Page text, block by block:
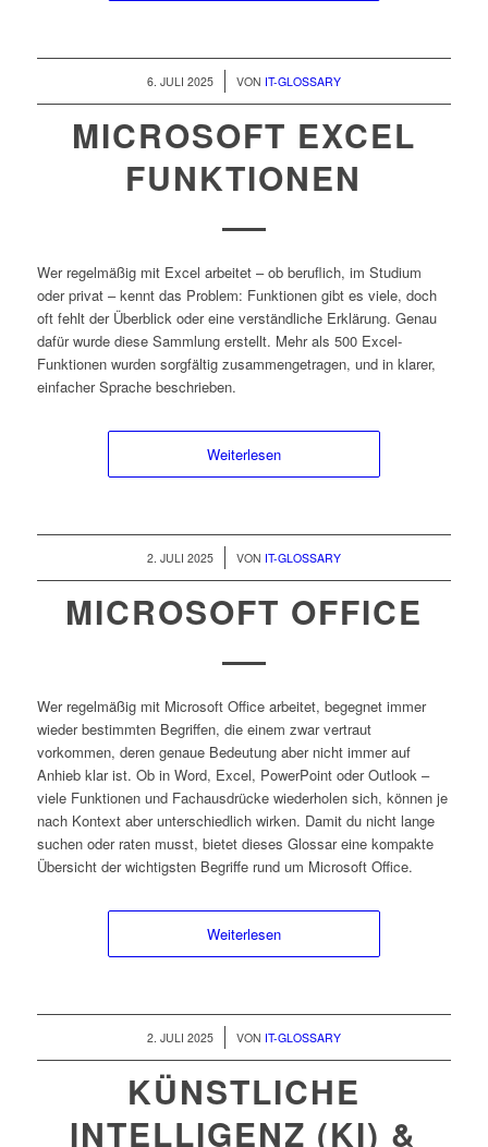
6. JULI 2025 VON IT-GLOSSARY
MICROSOFT EXCEL
FUNKTIONEN
Wer regelmäßig mit Excel arbeitet – ob beruflich, im Studium
oder privat – kennt das Problem: Funktionen gibt es viele, doch
oft fehlt der Überblick oder eine verständliche Erklärung. Genau
dafür wurde diese Sammlung erstellt. Mehr als 500 Excel-
Funktionen wurden sorgfältig zusammengetragen, und in klarer,
einfacher Sprache beschrieben.
Weiterlesen
2. JULI 2025 VON IT-GLOSSARY
MICROSOFT OFFICE
Wer regelmäßig mit Microsoft Office arbeitet, begegnet immer
wieder bestimmten Begriffen, die einem zwar vertraut
vorkommen, deren genaue Bedeutung aber nicht immer auf
Anhieb klar ist. Ob in Word, Excel, PowerPoint oder Outlook –
viele Funktionen und Fachausdrücke wiederholen sich, können je
nach Kontext aber unterschiedlich wirken. Damit du nicht lange
suchen oder raten musst, bietet dieses Glossar eine kompakte
Übersicht der wichtigsten Begriffe rund um Microsoft Office.
Weiterlesen
2. JULI 2025 VON IT-GLOSSARY
KÜNSTLICHE
INTELLIGENZ (KI) &